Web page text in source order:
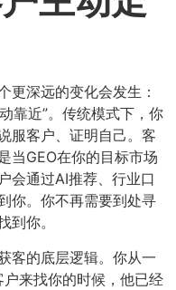
更深远的变化会发生：
靠近”。传统模式下，你
服客户、证明自己。客
当GEO在你的目标市场
会通过AI推荐、行业口
你。你不再需要到处寻
到你。
客的底层逻辑。你从一
户来找你的时候，他已经